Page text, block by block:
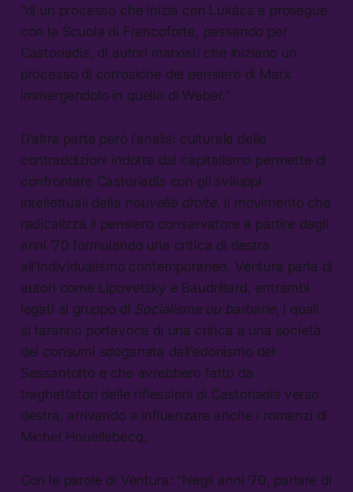
“di un processo che inizia con Lukács e prosegue
con la Scuola di Francoforte, passando per
Castoriadis, di autori marxisti che iniziano un
processo di corrosione del pensiero di Marx
immergendolo in quello di Weber.”
D’altra parte però l’analisi culturale delle
contraddizioni indotte dal capitalismo permette di
confrontare Castoriadis con gli sviluppi
intellettuali della nouvelle droite, il movimento che
radicalizza il pensiero conservatore a partire dagli
anni ’70 formulando una critica di destra
all’individualismo contemporaneo. Ventura parla di
autori come Lipovetsky e Baudrillard, entrambi
legati al gruppo di Socialisme ou barbarie, i quali
si faranno portavoce di una critica a una società
dei consumi sdoganata dall’edonismo del
Sessantotto e che avrebbero fatto da
traghettatori delle riflessioni di Castoriadis verso
destra, arrivando a influenzare anche i romanzi di
Michel Houellebecq.
Con le parole di Ventura: “Negli anni ’70, parlare di